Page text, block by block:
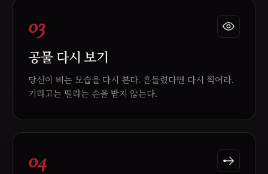
03
공물 다시 보기
당신이 비는 모습을 다시 본다. 흔들렸다면 다시 찍어라.
기리고는 떨리는 손을 받지 않는다.
04